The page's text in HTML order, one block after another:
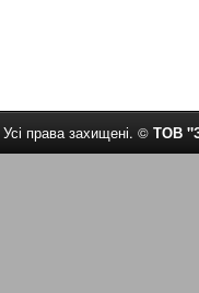
Усі права захищені. © ТОВ